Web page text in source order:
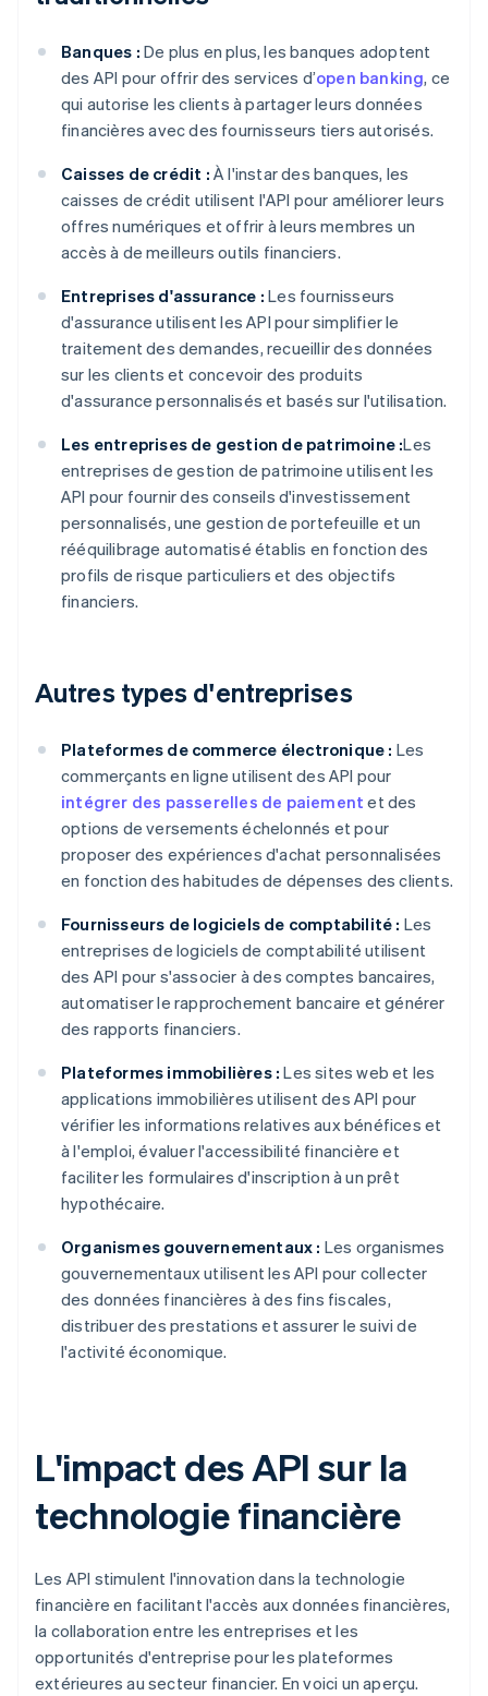
Banques : De plus en plus, les banques adoptent
des API pour offrir des services d’open banking, ce
qui autorise les clients à partager leurs données
financières avec des fournisseurs tiers autorisés.
Caisses de crédit : À l'instar des banques, les
caisses de crédit utilisent l'API pour améliorer leurs
offres numériques et offrir à leurs membres un
accès à de meilleurs outils financiers.
Entreprises d'assurance : Les fournisseurs
d'assurance utilisent les API pour simplifier le
traitement des demandes, recueillir des données
sur les clients et concevoir des produits
d'assurance personnalisés et basés sur l'utilisation.
Les entreprises de gestion de patrimoine :Les
entreprises de gestion de patrimoine utilisent les
API pour fournir des conseils d'investissement
personnalisés, une gestion de portefeuille et un
rééquilibrage automatisé établis en fonction des
profils de risque particuliers et des objectifs
financiers.
Autres types d'entreprises
Plateformes de commerce électronique : Les
commerçants en ligne utilisent des API pour
intégrer des passerelles de paiement et des
options de versements échelonnés et pour
proposer des expériences d'achat personnalisées
en fonction des habitudes de dépenses des clients.
Fournisseurs de logiciels de comptabilité : Les
entreprises de logiciels de comptabilité utilisent
des API pour s'associer à des comptes bancaires,
automatiser le rapprochement bancaire et générer
des rapports financiers.
Plateformes immobilières : Les sites web et les
applications immobilières utilisent des API pour
vérifier les informations relatives aux bénéfices et
à l'emploi, évaluer l'accessibilité financière et
faciliter les formulaires d'inscription à un prêt
hypothécaire.
Organismes gouvernementaux : Les organismes
gouvernementaux utilisent les API pour collecter
des données financières à des fins fiscales,
distribuer des prestations et assurer le suivi de
l'activité économique.
L'impact des API sur la
technologie financière
Les API stimulent l'innovation dans la technologie
financière en facilitant l'accès aux données financières,
la collaboration entre les entreprises et les
opportunités d'entreprise pour les plateformes
extérieures au secteur financier. En voici un aperçu.